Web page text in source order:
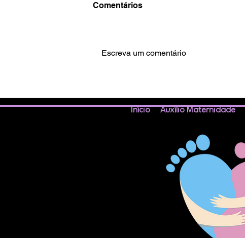
direito ao Auxílio
Maternidade
Comentários
Escreva um comentário
Início Auxílio Maternidade